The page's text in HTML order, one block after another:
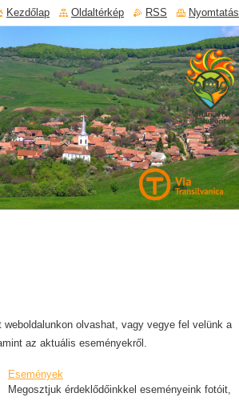
olvashat, vagy vegye fel velünk a
az aktuális eseményekről.
Események
Megosztjuk érdeklődőinkkel eseményeink fotóit,
Kezdőlap Oldaltérkép RSS Nyomtatás